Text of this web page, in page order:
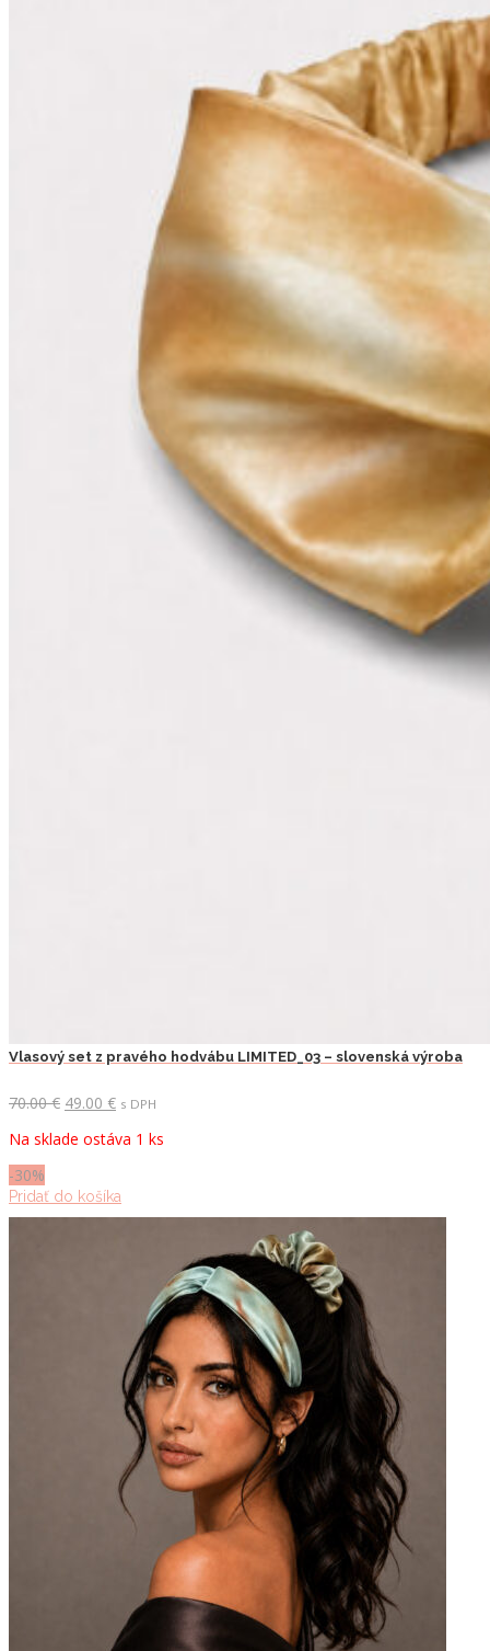
Vlasový set z pravého hodvábu LIMITED_03 – slovenská výroba
70.00€ Pôvodná
bola:
49.00 €Aktuálna
je:
s DPH
Na sklade ostáva 1 ks
-30%
Pridať do košíka